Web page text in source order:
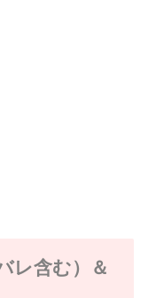
レ含む）＆